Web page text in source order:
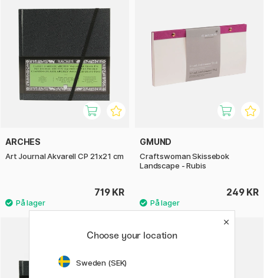
ARCHES
Art Journal Akvarell CP 21x21 cm
719 KR
GMUND
Craftswoman Skissebok
Landscape - Rubis
249 KR
Choose your location
Sweden (SEK)